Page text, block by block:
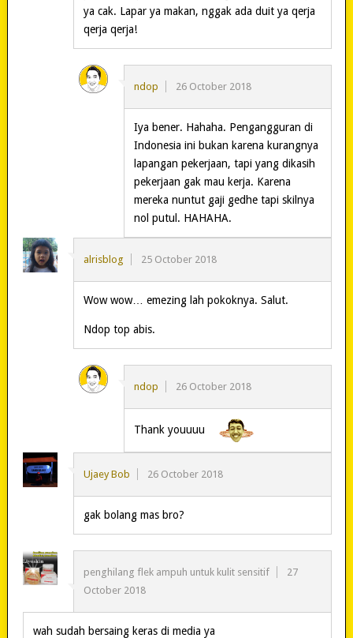
ya cak. Lapar ya makan, nggak ada duit ya qerja
qerja qerja!
ndop 26 October 2018
Iya bener. Hahaha. Pengangguran di
Indonesia ini bukan karena kurangnya
lapangan pekerjaan, tapi yang dikasih
pekerjaan gak mau kerja. Karena
mereka nuntut gaji gedhe tapi skilnya
nol putul. HAHAHA.
alrisblog 25 October 2018
Wow wow… emezing lah pokoknya. Salut.
Ndop top abis.
ndop 26 October 2018
Thank youuuu
Ujaey Bob 26 October 2018
gak bolang mas bro?
penghilang flek ampuh untuk kulit sensitif
27
October 2018
wah sudah bersaing keras di media ya